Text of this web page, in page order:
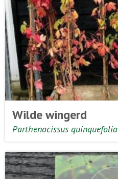
Wilde wingerd
Parthenocissus quinquefolia